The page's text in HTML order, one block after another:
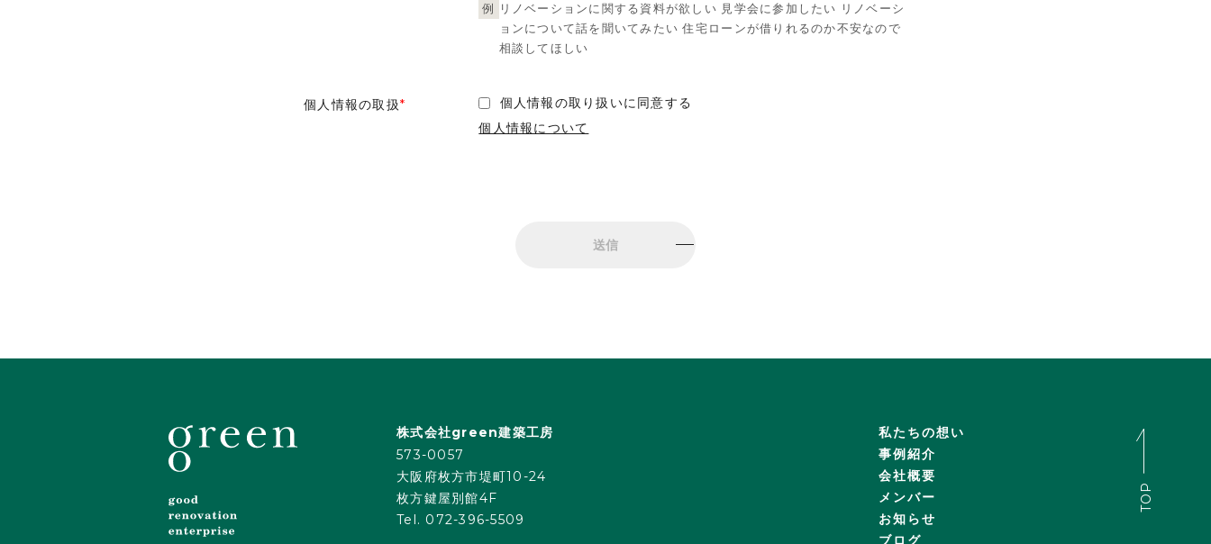
例
リノベーションに関する資料が欲しい 見学会に参加したい リノベーシ
ョンについて話を聞いてみたい 住宅ローンが借りれるのか不安なので
相談してほしい
個人情報の取扱*
個人情報の取り扱いに同意する
個人情報について
株式会社green建築工房
573-0057
大阪府枚方市堤町10-24
枚方鍵屋別館4F
Tel. 072-396-5509
私たちの想い
事例紹介
会社概要
メンバー
お知らせ
ブログ
TOP